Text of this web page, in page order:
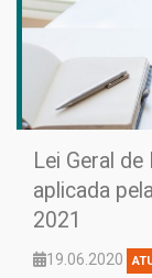
Lei Geral
aplicada
2021
19.06.2020